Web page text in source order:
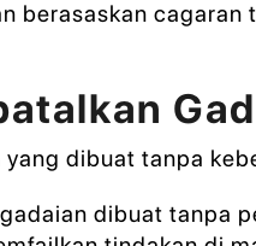
berasaskan cagaran
dibuat tanpa
dibuat tanpa